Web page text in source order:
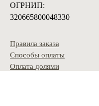
ОГРНИП:
320665800048330
Правила заказа
Способы оплаты
Оплата долями